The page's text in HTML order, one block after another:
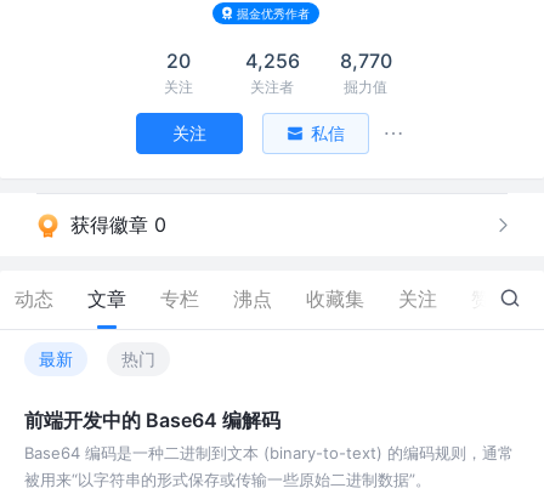
掘金优秀作者
20
关注
4,256
关注者
8,770
掘力值
关注 私信
获得徽章 0
动态 文章 专栏 沸点 收藏集 关注 79
最新 热门
前端开发中的 Base64 编解码
Base64 编码是一种二进制到文本 (binary-to-text) 的编码规则，通常
被用来“以字符串的形式保存或传输一些原始二进制数据”。